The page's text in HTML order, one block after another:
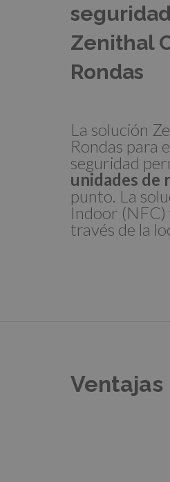
Zenithal
Rondas
La solución
Rondas para
seguridad
unidades de
punto. La
Indoor
través de la
Ventajas